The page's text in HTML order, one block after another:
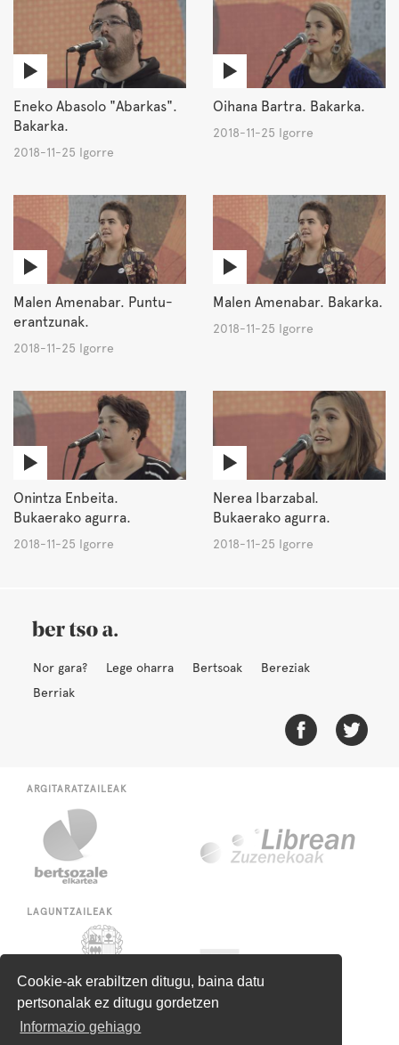
Cookie-ak erabiltzen ditugu, baina datu
pertsonalak ez ditugu gordetzen
Informazio gehiago
Eneko Abasolo "Abarkas".
Bakarka.
2018-11-25 Igorre
Oihana Bartra. Bakarka.
2018-11-25 Igorre
Malen Amenabar. Puntu-
erantzunak.
2018-11-25 Igorre
Malen Amenabar. Bakarka.
2018-11-25 Igorre
Onintza Enbeita.
Bukaerako agurra.
2018-11-25 Igorre
Nerea Ibarzabal.
Bukaerako agurra.
2018-11-25 Igorre
Nor gara? Lege oharra Bertsoak
Bereziak
Berriak
ARGITARATZAILEAK
LAGUNTZAILEAK